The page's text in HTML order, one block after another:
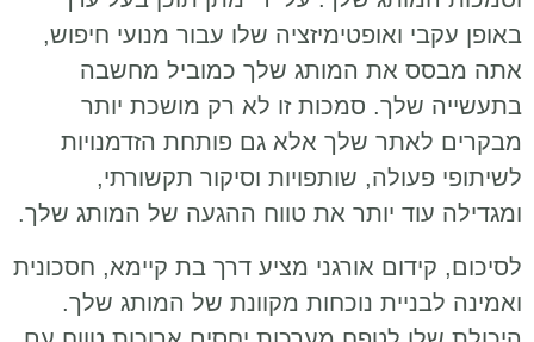
באופן עקבי ואופטימיזציה שלו עבור מנועי חיפוש,
אתה מבסס את המותג שלך כמוביל מחשבה
בתעשייה שלך. סמכות זו לא רק מושכת יותר
מבקרים לאתר שלך אלא גם פותחת הזדמנויות
לשיתופי פעולה, שותפויות וסיקור תקשורתי,
ומגדילה עוד יותר את טווח ההגעה של המותג שלך.
לסיכום, קידום אורגני מציע דרך בת קיימא, חסכונית
ואמינה לבניית נוכחות מקוונת של המותג שלך.